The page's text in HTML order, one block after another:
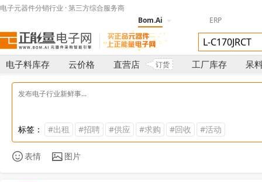
电子元器件分销行业 · 第三方综合服务商
Bom.Ai
ERP
电子料库存 云价格 直营店 订货 工厂库存 呆
标签： #出租 #招聘 #供应 #求购 #回收 #活动
表情 图片